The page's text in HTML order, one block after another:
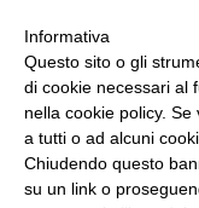
Vai
al
contenuto
Studio
Perizie Informatiche
MENU
Informativa
Questo sito o gli
di cookie necessari al
nella cookie policy.
a tutti o ad alcuni
Chiudendo questo
su un link o